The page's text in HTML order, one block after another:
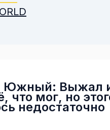
Южный: Выжал
что мог, но
недостаточно